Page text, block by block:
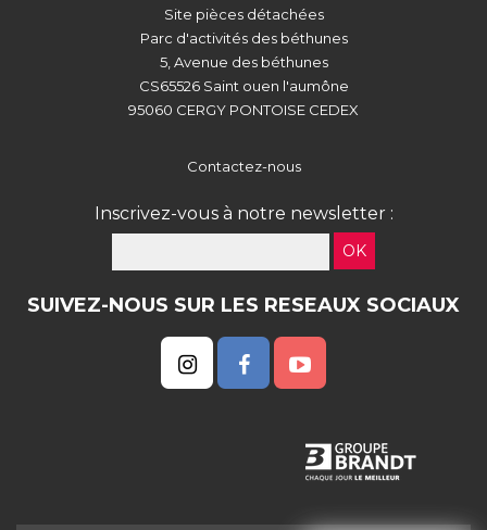
Site pièces détachées
Parc d'activités des béthunes
5, Avenue des béthunes
CS65526 Saint ouen l'aumône
95060 CERGY PONTOISE CEDEX
Contactez-nous
Inscrivez-vous à notre newsletter :
OK
SUIVEZ-NOUS SUR LES RESEAUX SOCIAUX